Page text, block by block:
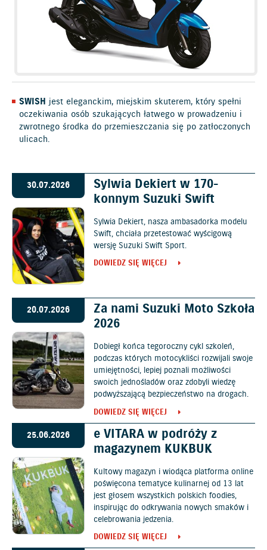
SWISH jest eleganckim, miejskim skuterem, który spełni
oczekiwania osób szukających łatwego w prowadzeniu i
zwrotnego środka do przemieszczania się po zatłoczonych
ulicach.
30.07.2026
Sylwia Dekiert w 170-
konnym Suzuki Swift
Sylwia Dekiert, nasza ambasadorka modelu
Swift, chciała przetestować wyścigową
wersję Suzuki Swift Sport.
DOWIEDZ SIĘ WIĘCEJ
20.07.2026
Za nami Suzuki Moto Szkoła
2026
Dobiegł końca tegoroczny cykl szkoleń,
podczas których motocykliści rozwijali swoje
umiejętności, lepiej poznali możliwości
swoich jednośladów oraz zdobyli wiedzę
podwyższającą bezpieczeństwo na drogach.
DOWIEDZ SIĘ WIĘCEJ
25.06.2026
e VITARA w podróży z
magazynem KUKBUK
Kultowy magazyn i wiodąca platforma online
poświęcona tematyce kulinarnej od 13 lat
jest głosem wszystkich polskich foodies,
inspirując do odkrywania nowych smaków i
celebrowania jedzenia.
DOWIEDZ SIĘ WIĘCEJ